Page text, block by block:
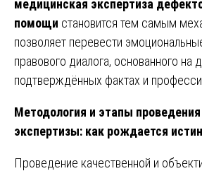
медицинская экспертиза
помощи становится тем самым
позволяет перевести
правового диалога, основанного на
подтверждённых фактах и
Методология и этапы
экспертизы: как рождается
Проведение качественной и